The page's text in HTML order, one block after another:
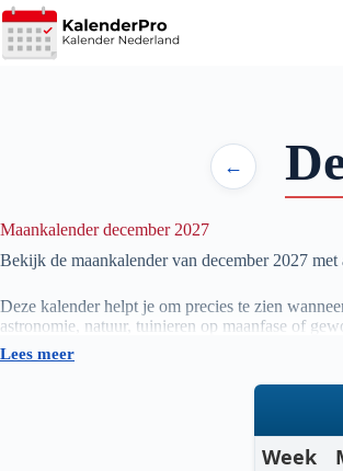
Ga
naar
de
←
Maankalender december 2027
Bekijk de maankalender van december 2027 met
Deze kalender helpt je om precies te zien
astronomie, natuur, tuinieren op maanfase of
actueel overzicht van de maanstanden per maand.
Lees meer
Week